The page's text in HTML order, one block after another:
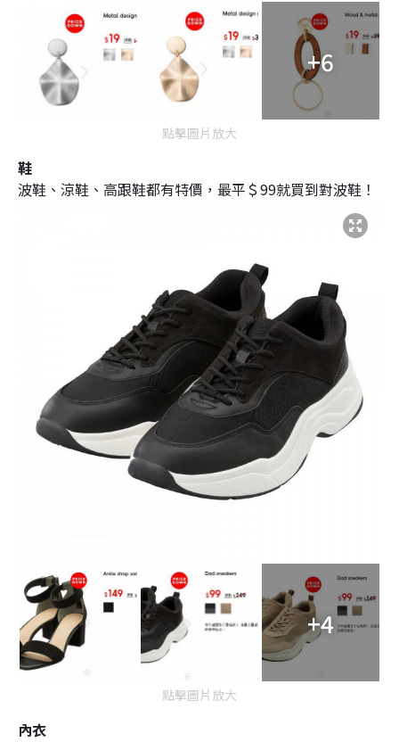
+6
點擊圖片放大
鞋
波鞋、涼鞋、高跟鞋都有特價，最平＄99就買到對波鞋！
+4
點擊圖片放大
內衣